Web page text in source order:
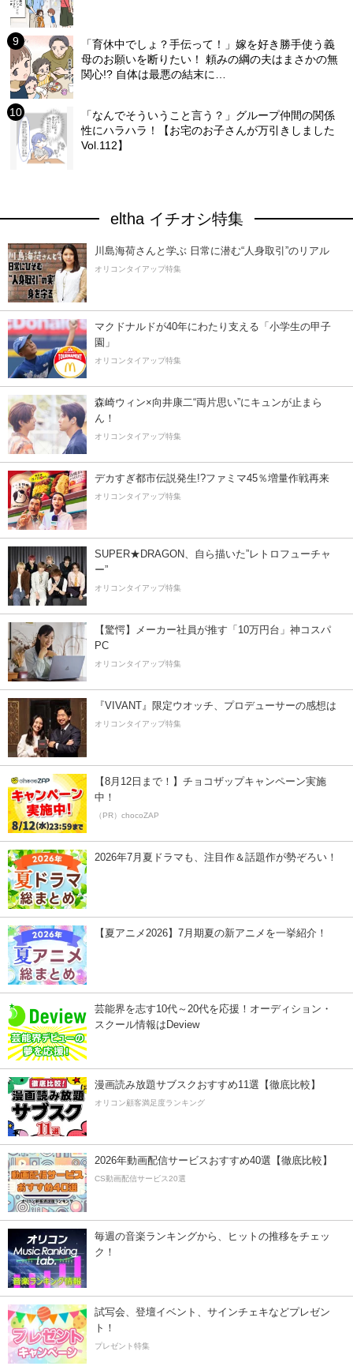
「育休中でしょ？手伝って！」嫁を好き勝手使う義
母のお願いを断りたい！ 頼みの綱の夫はまさかの無
関心!? 自体は最悪の結末に…
「なんでそういうこと言う？」グループ仲間の関係
性にハラハラ！【お宅のお子さんが万引きしました
Vol.112】
eltha イチオシ特集
川島海荷さんと学ぶ 日常に潜む“人身取引”のリアル
オリコンタイアップ特集
マクドナルドが40年にわたり支える「小学生の甲子
園」
オリコンタイアップ特集
森崎ウィン×向井康二“両片思い”にキュンが止まら
ん！
オリコンタイアップ特集
デカすぎ都市伝説発生!?ファミマ45％増量作戦再来
オリコンタイアップ特集
SUPER★DRAGON、自ら描いた”レトロフューチャ
ー”
オリコンタイアップ特集
【驚愕】メーカー社員が推す「10万円台」神コスパ
PC
オリコンタイアップ特集
『VIVANT』限定ウオッチ、プロデューサーの感想は
オリコンタイアップ特集
【8月12日まで！】チョコザップキャンペーン実施
中！
（PR）chocoZAP
2026年7月夏ドラマも、注目作＆話題作が勢ぞろい！
【夏アニメ2026】7月期夏の新アニメを一挙紹介！
芸能界を志す10代～20代を応援！オーディション・
スクール情報はDeview
漫画読み放題サブスクおすすめ11選【徹底比較】
オリコン顧客満足度ランキング
2026年動画配信サービスおすすめ40選【徹底比較】
CS動画配信サービス20選
毎週の音楽ランキングから、ヒットの推移をチェッ
ク！
試写会、登壇イベント、サインチェキなどプレゼン
ト！
プレゼント特集